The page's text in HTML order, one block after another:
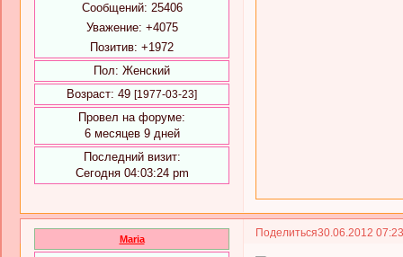
Сообщений: 25406
Уважение: +4075
Позитив: +1972
Пол: Женский
Возраст: 49 [1977-03-23]
Провел на форуме:
6 месяцев 9 дней
Последний визит:
Сегодня 04:03:24 pm
Поделиться30.06.2012
Maria